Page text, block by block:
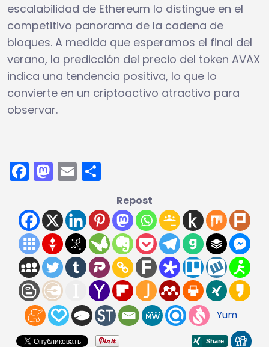
escalabilidad de Ethereum lo distingue en el
competitivo panorama de la cadena de
bloques. A medida que esperamos el final del
verano, la predicción del precio del token AVAX
indica una tendencia positiva, lo que lo
convierte en un criptoactivo atractivo para
observar.
Facebook
Mastodon
Email
Repost
Yum